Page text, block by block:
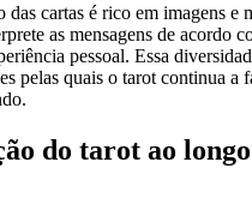
das cartas é rico em imagens e
as mensagens de acordo
pessoal. Essa
pelas quais o tarot continua a
do tarot ao